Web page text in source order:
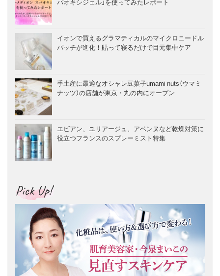
パオキシジェル」を使ってみたレポート
イオンで買えるグラマティカルのマイクロニードル
パッチが進化！貼って寝るだけで目元集中ケア
手土産に最適なオシャレ豆菓子umami nuts（ウマミ
ナッツ）の店舗が東京・丸の内にオープン
エビアン、ユリアージュ、アベンヌなど乾燥対策に
役立つフランスのスプレーミスト特集
Pick Up!